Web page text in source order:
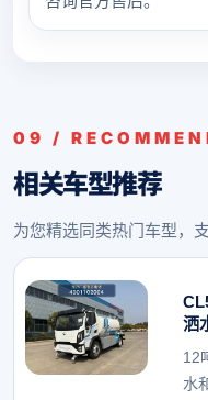
09 /
相关车型推荐
为您精选同类热门车型，
洒
12
水